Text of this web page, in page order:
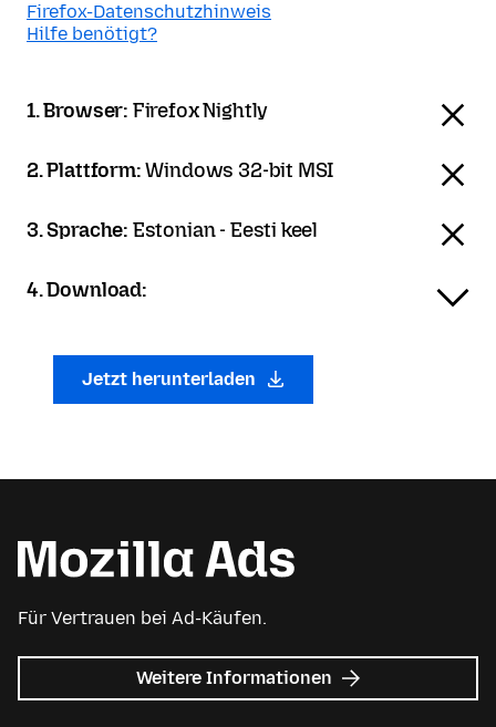
Firefox-Datenschutzhinweis
Hilfe benötigt?
1. Browser: Firefox Nightly
2. Plattform:Windows 32-bit MSI
3. Sprache: Estonian - Eesti keel
4. Download:
Jetzt herunterladen
Für Vertrauen bei Ad-Käufen.
Weitere Informationen zu
Mozilla